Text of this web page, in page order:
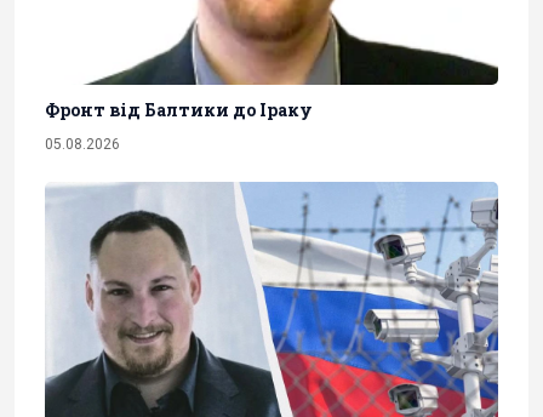
Фронт від Балтики до Іраку
05.08.2026